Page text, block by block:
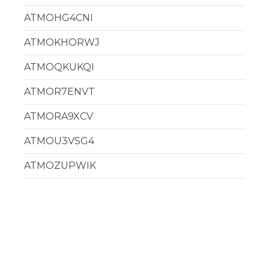
ATMOHG4CNI
ATMOKHORWJ
ATMOQKUKQI
ATMOR7ENVT
ATMORA9XCV
ATMOU3VSG4
ATMOZUPWIK